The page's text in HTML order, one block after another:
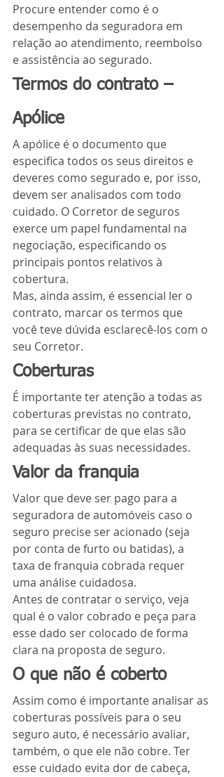
Procure entender como é o
desempenho da seguradora em
relação ao atendimento, reembolso
e assistência ao segurado.
Termos do contrato –
Apólice
A apólice é o documento que
especifica todos os seus direitos e
deveres como segurado e, por isso,
devem ser analisados com todo
cuidado. O Corretor de seguros
exerce um papel fundamental na
negociação, especificando os
principais pontos relativos à
cobertura.
Mas, ainda assim, é essencial ler o
contrato, marcar os termos que
você teve dúvida esclarecê-los com o
seu Corretor.
Coberturas
É importante ter atenção a todas as
coberturas previstas no contrato,
para se certificar de que elas são
adequadas às suas necessidades.
Valor da franquia
Valor que deve ser pago para a
seguradora de automóveis caso o
seguro precise ser acionado (seja
por conta de furto ou batidas), a
taxa de franquia cobrada requer
uma análise cuidadosa.
Antes de contratar o serviço, veja
qual é o valor cobrado e peça para
esse dado ser colocado de forma
clara na proposta de seguro.
O que não é coberto
Assim como é importante analisar as
coberturas possíveis para o seu
seguro auto, é necessário avaliar,
também, o que ele não cobre. Ter
esse cuidado evita dor de cabeça,